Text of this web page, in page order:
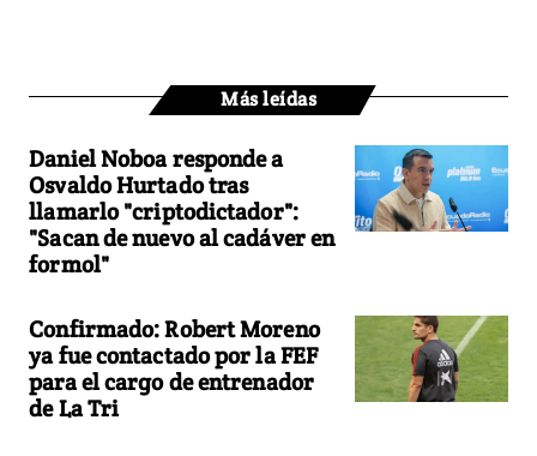
Más leídas
Daniel Noboa responde a
Osvaldo Hurtado tras
llamarlo "criptodictador":
"Sacan de nuevo al cadáver en
formol"
Confirmado: Robert Moreno
ya fue contactado por la FEF
para el cargo de entrenador
de La Tri